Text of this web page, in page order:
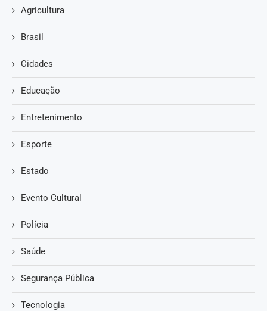
Agricultura
Brasil
Cidades
Educação
Entretenimento
Esporte
Estado
Evento Cultural
Polícia
Saúde
Segurança Pública
Tecnologia